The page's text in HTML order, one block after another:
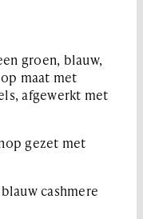
groen, blauw,
maat met
afgewerkt met
gezet met
cashmere